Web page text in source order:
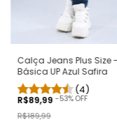
Calça Jeans Plus Size -
Básica UP Azul Safira
(4)
R$89,99 -53% OFF
R$189,99